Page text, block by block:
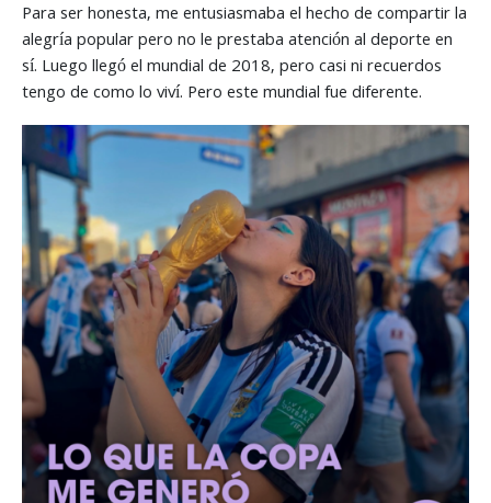
Para ser honesta, me entusiasmaba el hecho de compartir la
alegría popular pero no le prestaba atención al deporte en
sí. Luego llegó el mundial de 2018, pero casi ni recuerdos
tengo de como lo viví. Pero este mundial fue diferente.